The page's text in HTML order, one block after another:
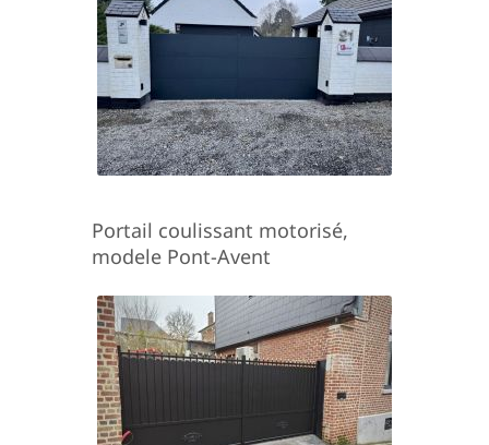
Portail coulissant motorisé,
modele Pont-Avent